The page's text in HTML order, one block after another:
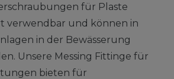
für Plaste
verwendbar und können in
in der Bewässerung
Unsere Messing Fittinge für
bieten für